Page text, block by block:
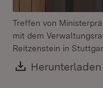
Treffen von
mit dem
Reitzenstein in
Download:
Herunterladen